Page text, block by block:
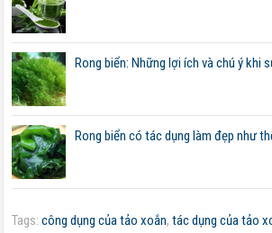
Rong biển: Những lợi ích và chú ý khi
Rong biển có tác dụng làm đẹp như
Tags:công dụng của tảo xoắn,tác dụng của tảo